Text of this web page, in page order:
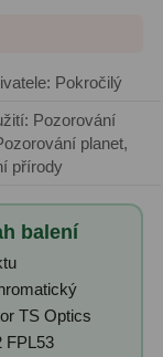
Úroveň uživatele: Pokročilý
planet,
přírody
balení
TS Optics
FPL53